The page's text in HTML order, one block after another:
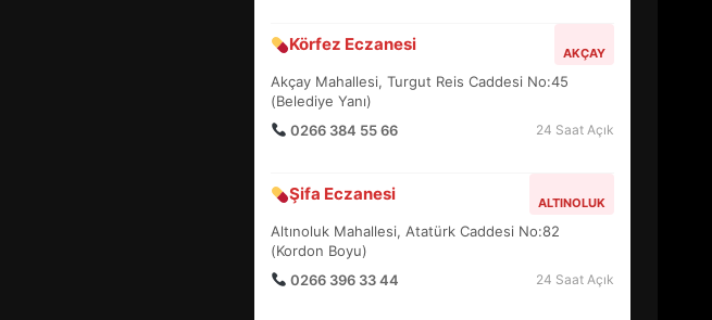
Körfez Eczanesi AKÇAY
Akçay Mahallesi, Turgut Reis Caddesi No:45
(Belediye Yanı)
0266 384 55 66
24 Saat Açık
Şifa Eczanesi ALTINOLUK
Altınoluk Mahallesi, Atatürk Caddesi No:82
(Kordon Boyu)
0266 396 33 44
24 Saat Açık
6
BURHANİYE SATRANÇ
DEĞİŞTİRİYOR?
7
BURHANİYE
BELEDİYESPOR’DA YENİ
YÖNETİM NASIL ŞEKİLLENDİ?